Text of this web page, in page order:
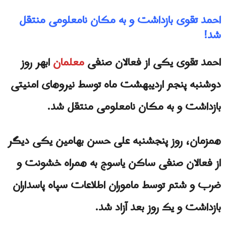
احمد تقوی بازداشت و به مکان نامعلومی منتقل
شد!
احمد تقوی یکی از فعالان صنفیمعلمانابهر روز
دوشنبه پنجم اردیبهشت ماه توسط نیروهای امنیتی
بازداشت و به مکان نامعلومی منتقل شد.
همزمان، روز پنجشنبه علی حسن بهامین یکی دیگر
از فعالان صنفی ساکن یاسوج به همراه خشونت و
ضرب و شتم توسط ماموران اطلاعات سپاه پاسداران
بازداشت و یک روز بعد آزاد شد.